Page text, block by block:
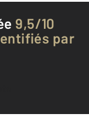
9,5/10
par